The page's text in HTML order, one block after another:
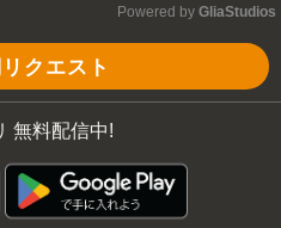
Powered by GliaStudios
クエスト
無料配信中!